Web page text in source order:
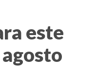
este